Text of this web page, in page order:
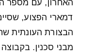
האחרון, עם מספר
דמארי הפצוע,
הבצורת העונתית
מבני סכנין.